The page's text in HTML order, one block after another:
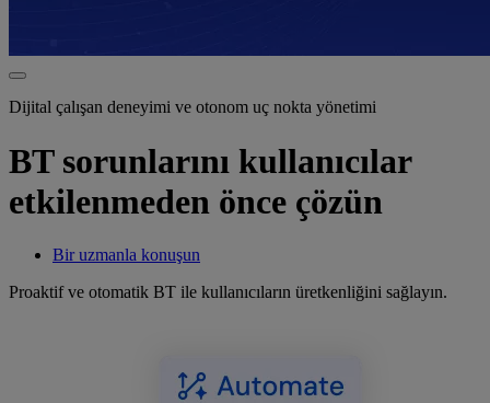
Dijital çalışan deneyimi ve otonom uç nokta yönetimi
BT sorunlarını kullanıcılar
etkilenmeden önce çözün
Bir uzmanla konuşun
Proaktif ve otomatik BT ile kullanıcıların üretkenliğini sağlayın.